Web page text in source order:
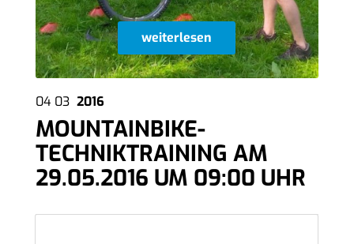
weiterlesen
04 03 2016
MOUNTAINBIKE-
TECHNIKTRAINING AM
29.05.2016 UM 09:00 UHR